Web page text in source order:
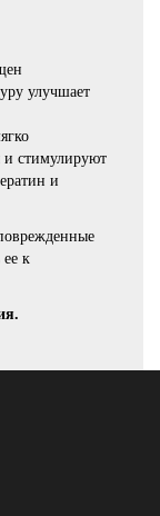
улучшает
стимулируют
и
ее к